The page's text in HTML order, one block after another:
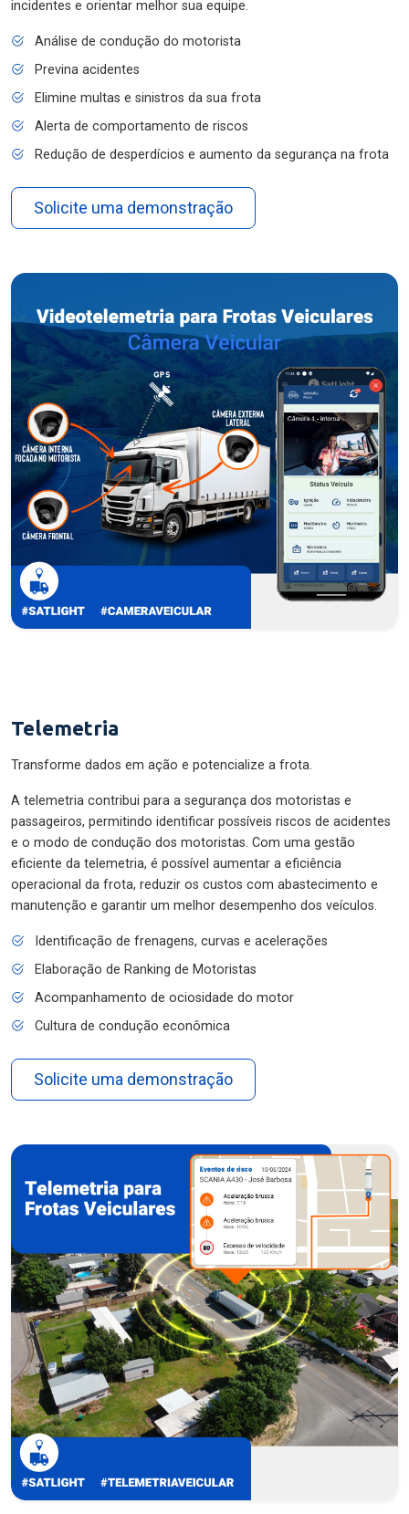
incidentes e orientar melhor sua equipe.
Análise de condução do motorista
Previna acidentes
Elimine multas e sinistros da sua frota
Alerta de comportamento de riscos
Redução de desperdícios e aumento da segurança na frota
Solicite uma demonstração
Telemetria
Transforme dados em ação e potencialize a frota.
A telemetria contribui para a segurança dos motoristas e
passageiros, permitindo identificar possíveis riscos de acidentes
e o modo de condução dos motoristas. Com uma gestão
eficiente da telemetria, é possível aumentar a eficiência
operacional da frota, reduzir os custos com abastecimento e
manutenção e garantir um melhor desempenho dos veículos.
Identificação de frenagens, curvas e acelerações
Elaboração de Ranking de Motoristas
Acompanhamento de ociosidade do motor
Cultura de condução econômica
Solicite uma demonstração